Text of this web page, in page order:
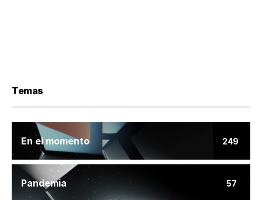
Temas
En el momento 249
Pandemia 57